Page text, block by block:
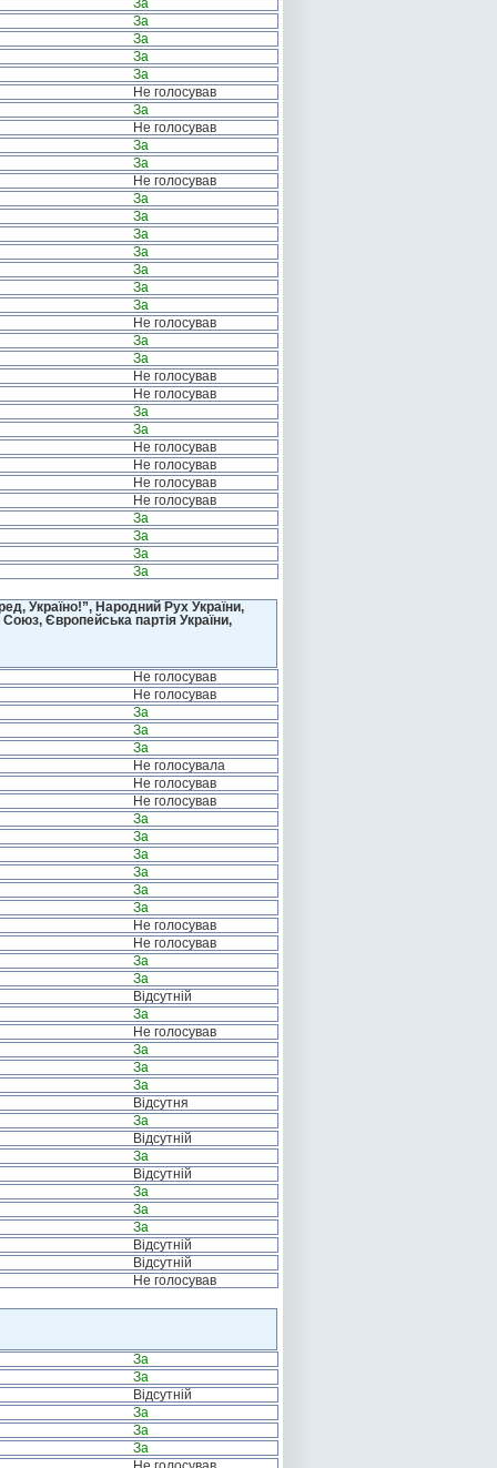
За
За
За
За
За
Не голосував
За
Не голосував
За
За
Не голосував
За
За
За
За
За
За
За
Не голосував
За
За
Не голосував
Не голосував
За
За
Не голосував
Не голосував
Не голосував
Не голосував
За
За
За
За
Україно!”, Народний Рух України,
Європейська партія України,
Не голосував
Не голосував
За
За
За
Не голосувала
Не голосував
Не голосував
За
За
За
За
За
За
Не голосував
Не голосував
За
За
Відсутній
За
Не голосував
За
За
За
Відсутня
За
Відсутній
За
Відсутній
За
За
За
Відсутній
Відсутній
Не голосував
За
За
Відсутній
За
За
За